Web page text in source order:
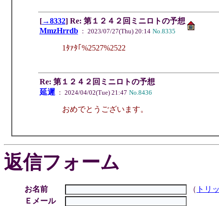
[→8332] Re: 第１２４２回ミニロトの予想
MmzHrrdb： 2023/07/27(Thu) 20:14 No.8335
1ﾀｧﾀ｢%2527%2522
Re: 第１２４２回ミニロトの予想
延遲： 2024/04/02(Tue) 21:47 No.8436
おめでとうございます。
返信フォーム
お名前 （ トリ
Ｅメール